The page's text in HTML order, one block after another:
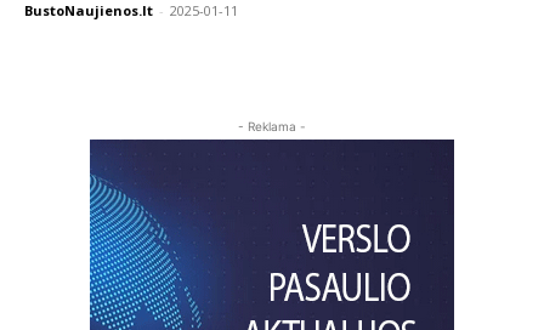
BustoNaujienos.lt - 2025-01-11
- Reklama -